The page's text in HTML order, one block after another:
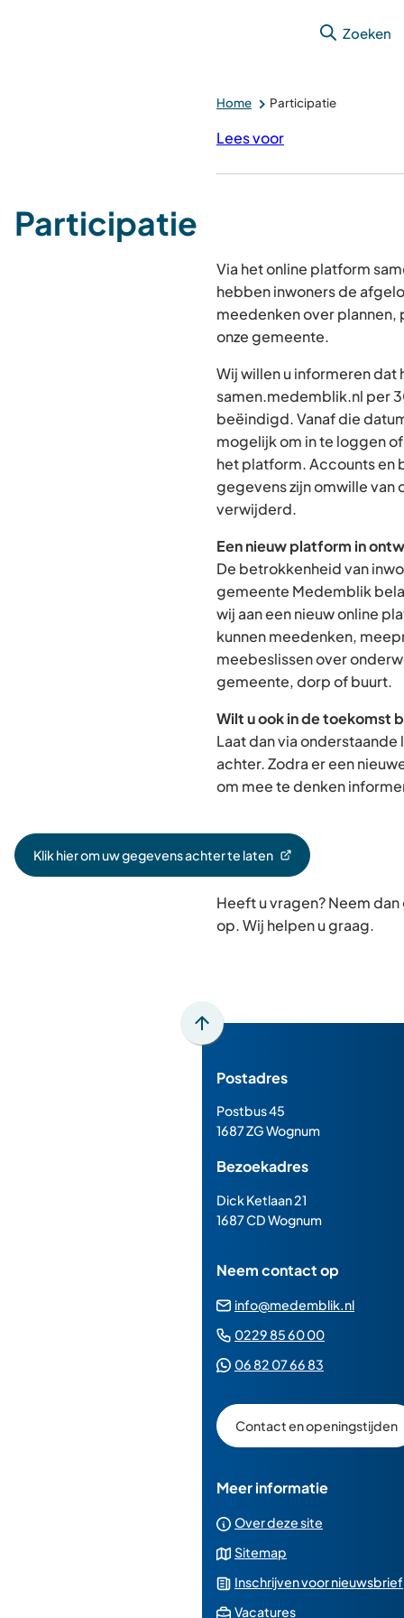
Zoeken
Home Participatie
Lees voor
Participatie
Via het online platform
hebben inwoners de
meedenken over
onze gemeente.
Wij willen u informeren dat
samen.medemblik.nl per
beëindigd. Vanaf die
mogelijk om in te loggen
het platform. Accounts en
gegevens zijn omwille van
verwijderd.
Een nieuw platform in
De betrokkenheid van
gemeente Medemblik
wij aan een nieuw online
kunnen meedenken,
meebeslissen over
gemeente, dorp of buurt.
Wilt u ook in de toekomst
Laat dan via
achter. Zodra er een
om mee te denken
Klik hier om uw gegevens achter te laten
(Verwijst
Heeft u vragen? Neem
op. Wij helpen u graag.
Scroll
boven
het
van
de
paginainhoud
Postadres
Postbus 45
1687 ZG Wognum
Bezoekadres
Dick Ketlaan 21
1687 CD Wognum
Neem contact op
info@medemblik.nl
0229 85 60 00(Verwijst
06 82 07 66 83
een
Whatsapp
Contact en openingstijden
Meer informatie
Over deze site
Sitemap
Inschrijven voor nieuwsbrief
Vacatures(Verwijst